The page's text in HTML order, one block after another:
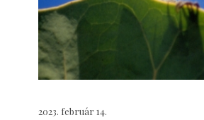
2023. február 14.